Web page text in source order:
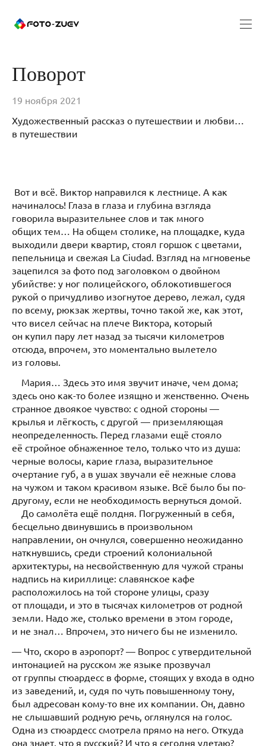
Поворот
19 ноября 2021
Художественный рассказ о путешествии и любви…
в путешествии
Вот и всё. Виктор направился к лестнице. А как
начиналось! Глаза в глаза и глубина взгляда
говорила выразительнее слов и так много
общих тем… На общем столике, на площадке, куда
выходили двери квартир, стоял горшок с цветами,
пепельница и свежая La Ciudad. Взгляд на мгновенье
зацепился за фото под заголовком о двойном
убийстве: у ног полицейского, облокотившегося
рукой о причудливо изогнутое дерево, лежал, судя
по всему, рюкзак жертвы, точно такой же, как этот,
что висел сейчас на плече Виктора, который
он купил пару лет назад за тысячи километров
отсюда, впрочем, это моментально вылетело
из головы.
Мария… Здесь это имя звучит иначе, чем дома;
здесь оно как-то более изящно и женственно. Очень
странное двоякое чувство: с одной стороны —
крылья и лёгкость, с другой — приземляющая
неопределенность. Перед глазами ещё стояло
её стройное обнаженное тело, только что из душа:
черные волосы, карие глаза, выразительное
очертание губ, а в ушах звучали её нежные слова
на чужом и таком красивом языке. Всё было бы по-
другому, если не необходимость вернуться домой.
До самолёта ещё полдня. Погруженный в себя,
бесцельно двинувшись в произвольном
направлении, он очнулся, совершенно неожиданно
наткнувшись, среди строений колониальной
архитектуры, на несвойственную для чужой страны
надпись на кириллице: славянское кафе
расположилось на той стороне улицы, сразу
от площади, и это в тысячах километров от родной
земли. Надо же, столько времени в этом городе,
и не знал… Впрочем, это ничего бы не изменило.
— Что, скоро в аэропорт? — Вопрос с утвердительной
интонацией на русском же языке прозвучал
от группы стюардесс в форме, стоящих у входа в одно
из заведений, и, судя по чуть повышенному тону,
был адресован кому-то вне их компании. Он, давно
не слышавший родную речь, оглянулся на голос.
Одна из стюардесс смотрела прямо на него. Откуда
она знает, что я русский? И что я сегодня улетаю?